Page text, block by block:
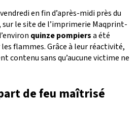
en fin d’après-midi près du
sur le site de l’imprimerie Maqprint-
quinze pompiersa été
flammes. Grâce à leur réactivité,
contenu sans qu’aucune victime ne
de feu maîtrisé